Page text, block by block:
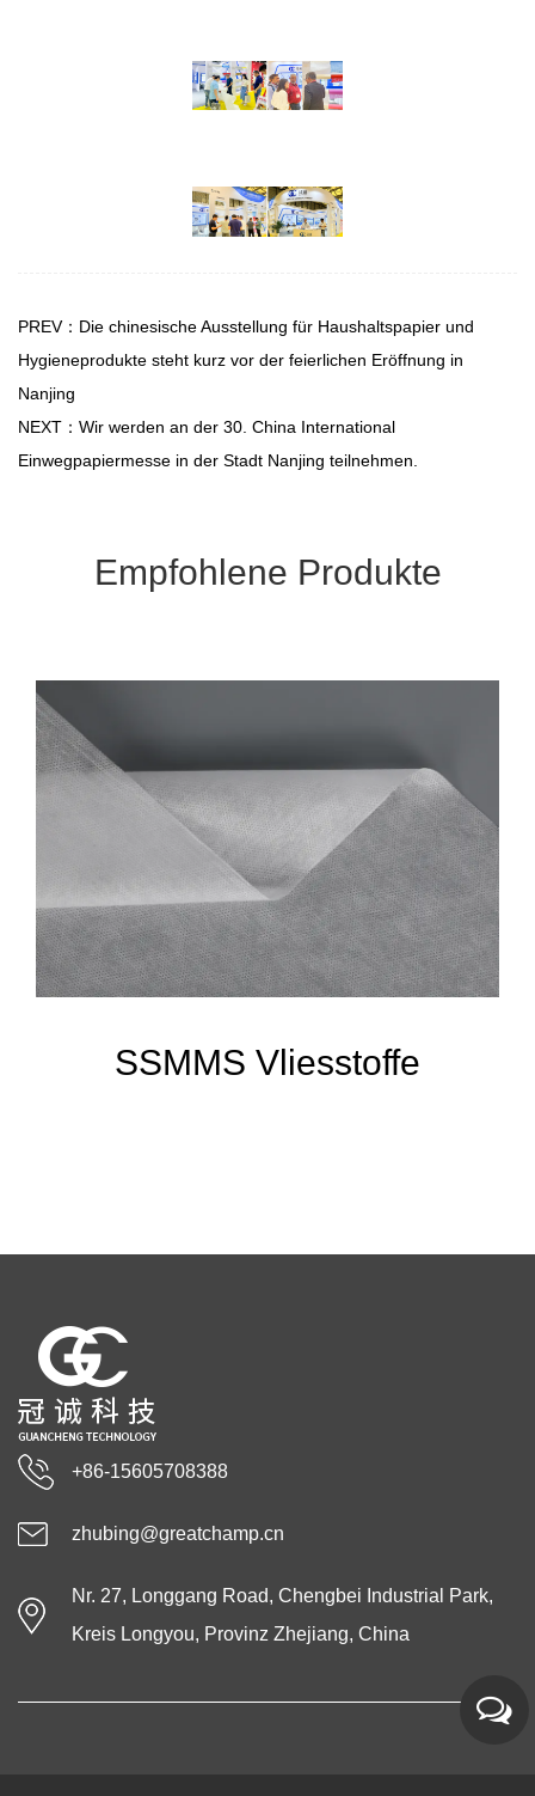
PREV：Die chinesische Ausstellung für Haushaltspapier und
Hygieneprodukte steht kurz vor der feierlichen Eröffnung in
Nanjing
NEXT：Wir werden an der 30. China International
Einwegpapiermesse in der Stadt Nanjing teilnehmen.
Empfohlene Produkte
SSMMS Vliesstoffe
+86-15605708388
zhubing@greatchamp.cn
Nr. 27, Longgang Road, Chengbei Industrial Park,
Kreis Longyou, Provinz Zhejiang, China